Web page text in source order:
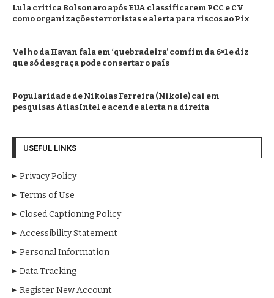
Lula critica Bolsonaro após EUA classificarem PCC e CV
como organizações terroristas e alerta para riscos ao Pix
Velho da Havan fala em ‘quebradeira’ com fim da 6×1 e diz
que só desgraça pode consertar o país
Popularidade de Nikolas Ferreira (Nikole) cai em
pesquisas AtlasIntel e acende alerta na direita
USEFUL LINKS
Privacy Policy
Terms of Use
Closed Captioning Policy
Accessibility Statement
Personal Information
Data Tracking
Register New Account